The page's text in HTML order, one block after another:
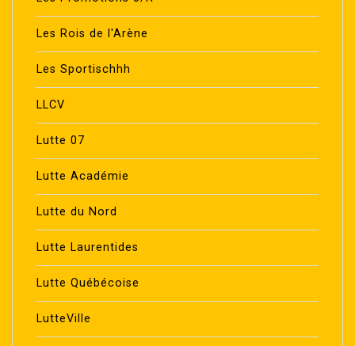
Les Rois de l'Arène
Les Sportischhh
LLCV
Lutte 07
Lutte Académie
Lutte du Nord
Lutte Laurentides
Lutte Québécoise
LutteVille